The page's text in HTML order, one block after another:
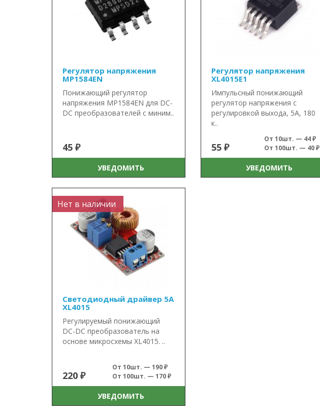
Регулятор напряжения
MP1584EN
Понижающий регулятор
напряжения MP1584EN для DC-
DC преобразователей с миним..
45 ₽
УВЕДОМИТЬ
Регулятор напряжения
XL4015E1
Импульсный понижающий
регулятор напряжения с
регулировкой выхода, 5А, 180
к..
55 ₽
От 10шт. — 44 ₽
От 100шт. — 40 ₽
УВЕДОМИТЬ
Нет в наличии
Светодиодный драйвер 5А
XL4015
Регулируемый понижающий
DC-DC преобразователь на
основе микросхемы XL4015. ..
220 ₽
От 10шт. — 190 ₽
От 100шт. — 170 ₽
УВЕДОМИТЬ